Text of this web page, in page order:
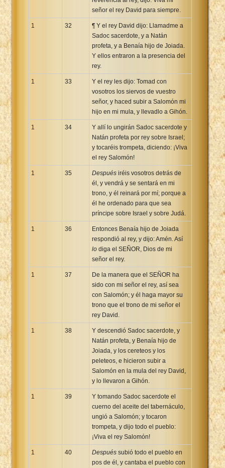
señor el rey David para siempre.
1 32
¶ Y el rey David dijo: Llamadme a
Sadoc sacerdote, y a Natán
profeta, y a Benaía hijo de Joiada.
Y ellos entraron a la presencia del
rey.
1 33
Y el rey les dijo: Tomad con
vosotros los siervos de vuestro
señor, y haced subir a Salomón mi
hijo en mi mula, y llevadlo a Gihón.
1 34
Y allí lo ungirán Sadoc sacerdote y
Natán profeta por rey sobre Israel;
y tocaréis trompeta, diciendo: ¡Viva
el rey Salomón!
1 35 Después iréis vosotros detrás de
él, y vendrá y se sentará en mi
trono, y él reinará por mí; porque a
él he ordenado para que sea
príncipe sobre Israel y sobre Judá.
1 36
Entonces Benaía hijo de Joiada
respondió al rey, y dijo: Amén. Así
lo diga el SEÑOR, Dios de mi
señor el rey.
1 37
De la manera que el SEÑOR ha
sido con mi señor el rey, así sea
con Salomón; y él haga mayor su
trono que el trono de mi señor el
rey David.
1 38
Y descendió Sadoc sacerdote, y
Natán profeta, y Benaía hijo de
Joiada, y los cereteos y los
peleteos, e hicieron subir a
Salomón en la mula del rey David,
y lo llevaron a Gihón.
1 39
Y tomando Sadoc sacerdote el
cuerno del aceite del tabernáculo,
ungió a Salomón; y tocaron
trompeta, y dijo todo el pueblo:
¡Viva el rey Salomón!
1 40 Después subió todo el pueblo en
pos de él, y cantaba el pueblo con